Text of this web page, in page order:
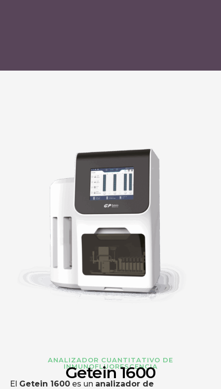
ANALIZADOR CUANTITATIVO DE
INMUNOFLUORESCENCIA
Getein 1600
El Getein 1600 es un analizador de